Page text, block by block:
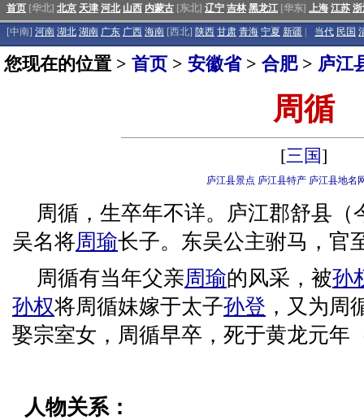
首页 [华北] 北京 天津 河北 山西 内蒙古 [东北] 辽宁 吉林 黑龙江 [华东] 上海 江苏
[中南] 河南 湖北 湖南 广东 广西 海南 [西北] 陕西 甘肃 青海 宁夏 新疆 当代 民国
您现在的位置 > 首页 > 安徽省> 合肥> 庐江
周循
[三国]
庐江县景点 庐江县特产 庐江县地名
周循，生卒年不详。庐江郡舒县（
吴名将周瑜长子。东吴公主驸马，官
周循有当年父亲周瑜的风采，被孙
孙权将周循妹嫁于太子孙登 ，又为周
娶宗室女，周循早卒，死于黄龙元年
人物关系：